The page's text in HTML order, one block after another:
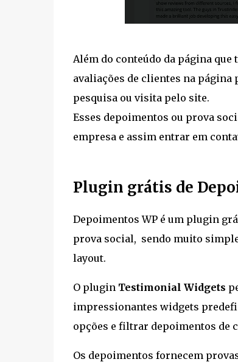
Além do conteúdo da página
avaliações de clientes na
pesquisa ou visita pelo site.
Esses depoimentos ou prova
empresa e assim entrar em
Plugin grátis de
Depoimentos WP é um plugin
prova social, sendo muito
layout.
O plugin Testimonial Widgets
impressionantes widgets
opções e filtrar depoimentos de
Os depoimentos fornecem